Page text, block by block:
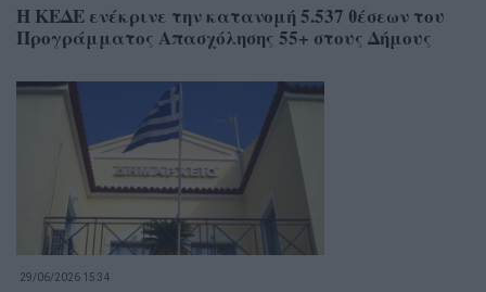
Η ΚΕΔΕ ενέκρινε την κατανομή 5.537 θέσεων του
Προγράμματος Απασχόλησης 55+ στους Δήμους
29/06/2026 15:34